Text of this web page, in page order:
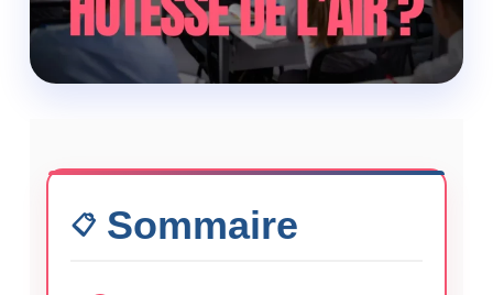
Sommaire